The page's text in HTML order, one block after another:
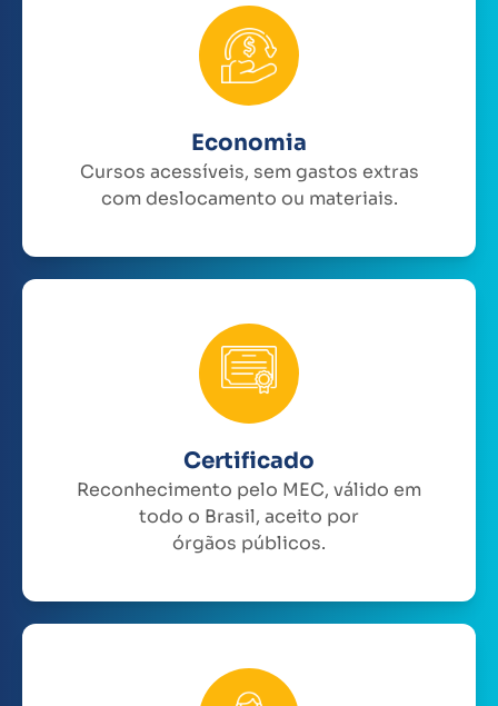
Economia
Cursos acessíveis, sem gastos extras
com deslocamento ou materiais.
Certificado
Reconhecimento pelo MEC, válido em
todo o Brasil, aceito por
órgãos públicos.